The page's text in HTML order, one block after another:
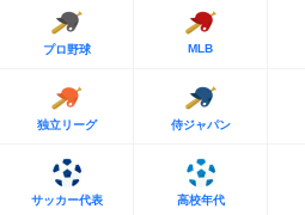
プロ野球 MLB
独立リーグ 侍ジャパン
サッカー代表 高校年代